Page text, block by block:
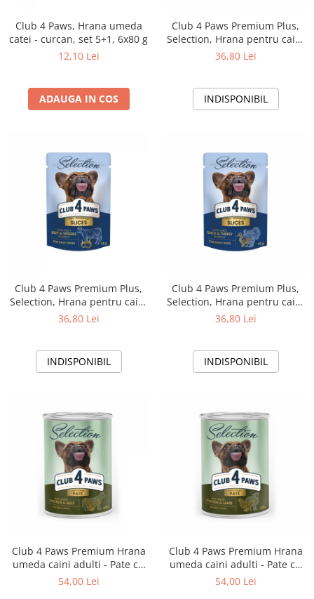
Club 4 Paws, Hrana umeda
catei - curcan, set 5+1, 6x80 g
12,10 Lei
ADAUGA IN COS
Club 4 Paws Premium Plus,
Selection, Hrana pentru caini
adulti de talie mica -Bucati de
36,80 Lei
INDISPONIBIL
Club 4 Paws Premium Plus,
Selection, Hrana pentru caini
adulti de talie mica -Bucati de
36,80 Lei
INDISPONIBIL
Club 4 Paws Premium Plus,
Selection, Hrana pentru caini
adulti de talie mica -Bucati de
36,80 Lei
INDISPONIBIL
Club 4 Paws Premium Hrana
umeda caini adulti - Pate cu
pui si vita, 6x400 g
54,00 Lei
Club 4 Paws Premium Hrana
umeda caini adulti - Pate cu
pui si miel , 6x400 g
54,00 Lei